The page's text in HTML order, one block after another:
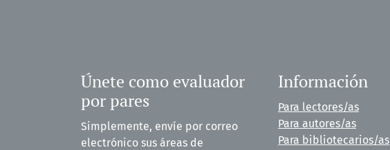
Únete como evaluador
por pares
Simplemente, envíe por correo
electrónico sus áreas de
Información
Para lectores/as
Para autores/as
Para bibliotecarios/as